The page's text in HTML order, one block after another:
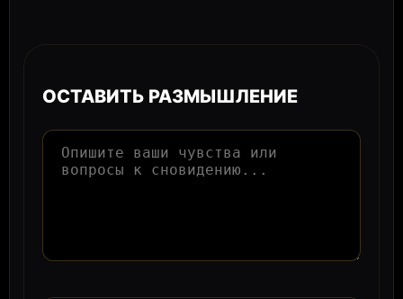
ОСТАВИТЬ РАЗМЫШЛЕНИЕ